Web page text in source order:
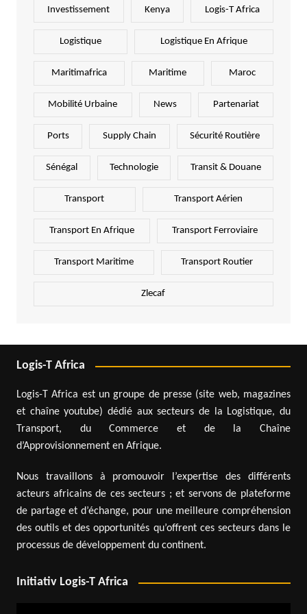
Investissement Kenya Logis-T Africa
Logistique Logistique En Afrique
Maritimafrica Maritime Maroc
Mobilité Urbaine News Partenariat
Ports Supply Chain Sécurité Routière
Sénégal Technologie Transit & Douane
Transport Transport Aérien
Transport En Afrique Transport Ferroviaire
Transport Maritime Transport Routier
Zlecaf
Logis-T Africa
Logis-T Africa est un groupe de presse (site web, magazines
et chaîne youtube) dédié aux secteurs de la Logistique, du
Transport, du Commerce et de la Chaîne
d’Approvisionnement en Afrique.
Nous travaillons à promouvoir l’expertise des différents
acteurs africains de ces secteurs ; et servons de plateforme
de partage et d’échange, pour une meilleure compréhension
des outils et des opportunités qu’offrent ces secteurs dans le
processus de développement du continent.
Initiativ Logis-T Africa